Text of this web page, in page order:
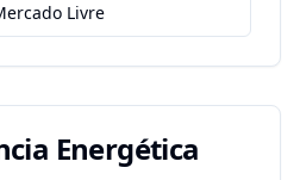
Livre
Energética